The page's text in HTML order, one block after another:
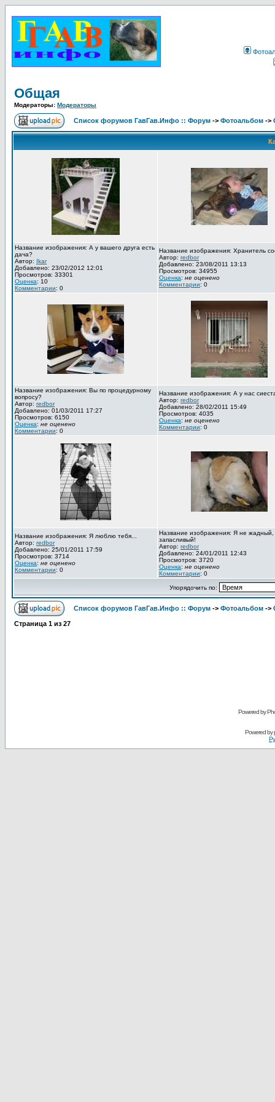
Общая
Модераторы: Модераторы
Список форумов ГавГав.Инфо :: Форум -> Фотоальбом ->
Название изображения: А у вашего друга есть
дача?
Автор: Ikar
Добавлено: 23/02/2012 12:01
Просмотров: 33301
Оценка: 10
Комментарии: 0
Название изображения: Хранитель
Автор: redbor
Добавлено: 23/08/2011 13:13
Просмотров: 34955
Оценка: не оценено
Комментарии: 0
Название изображения: Вы по процедурному
вопросу?
Автор: redbor
Добавлено: 01/03/2011 17:27
Просмотров: 6150
Оценка: не оценено
Комментарии: 0
Название изображения: А у нас
Автор: redbor
Добавлено: 28/02/2011 15:49
Просмотров: 4035
Оценка: не оценено
Комментарии: 0
Название изображения: Я люблю тебя...
Автор: redbor
Добавлено: 25/01/2011 17:59
Просмотров: 3714
Оценка: не оценено
Комментарии: 0
Название изображения: Я не жадный,
запасливый!
Автор: redbor
Добавлено: 24/01/2011 12:43
Просмотров: 3720
Оценка: не оценено
Комментарии: 0
Упорядочить по:
Список форумов ГавГав.Инфо :: Форум -> Фотоальбом ->
Страница 1 из 27
Powered by
Powered by